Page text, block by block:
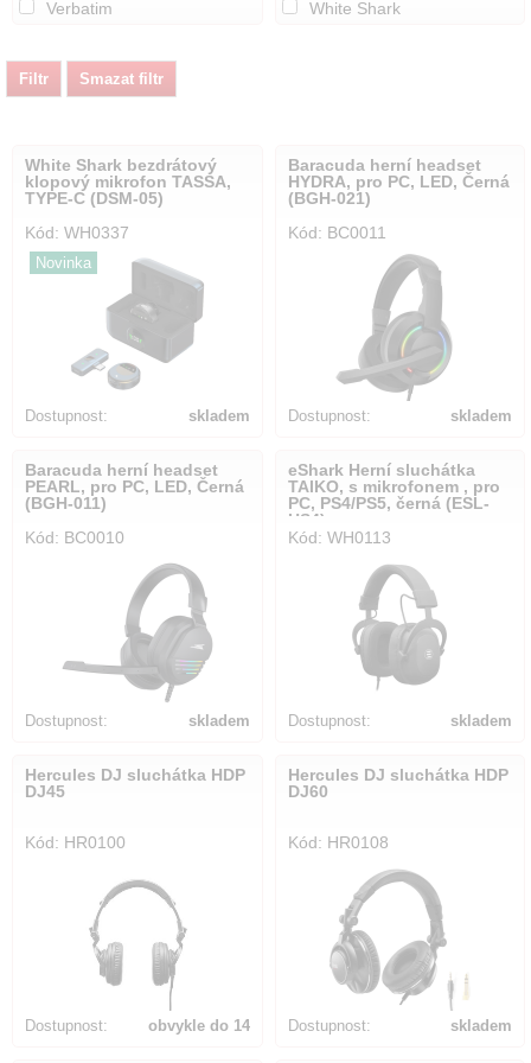
Verbatim White Shark
White Shark bezdrátový
klopový mikrofon TASSA,
TYPE-C (DSM-05)
Kód: WH0337
Novinka
Dostupnost: skladem
Baracuda herní headset
HYDRA, pro PC, LED, Černá
(BGH-021)
Kód: BC0011
Dostupnost: skladem
Baracuda herní headset
PEARL, pro PC, LED, Černá
(BGH-011)
Kód: BC0010
Dostupnost: skladem
eShark Herní sluchátka
TAIKO, s mikrofonem , pro
PC, PS4/PS5, černá (ESL-
HS4)
Kód: WH0113
Dostupnost: skladem
Hercules DJ sluchátka HDP
DJ45
Kód: HR0100
Dostupnost:
obvykle do 14
Hercules DJ sluchátka HDP
DJ60
Kód: HR0108
Dostupnost: skladem